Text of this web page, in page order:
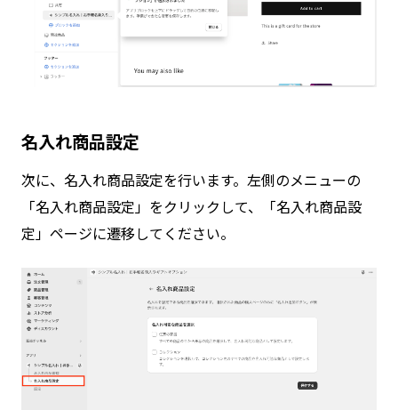
名入れ商品設定
次に、名入れ商品設定を行います。左側のメニューの
「名入れ商品設定」をクリックして、「名入れ商品設
定」ページに遷移してください。